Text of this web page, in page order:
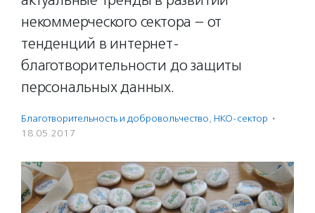
некоммерческого сектора – от
тенденций в интернет-
благотворительности до защиты
персональных данных.
Благотвори­тель­ность и доброволь­чест­во, НКО-сектор ·
18.05.2017